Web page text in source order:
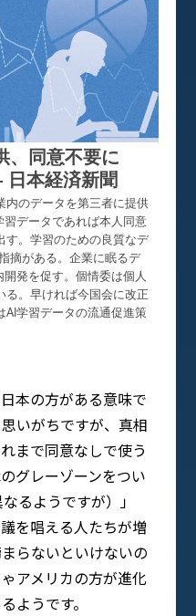
本の方がある意味で
いがちですが、真相
まで同意なしで使う
グレーゾーンをつい
るようですが）」
を唱える人たちが増
らないといけないの
アメリカの方が進化
ようです。